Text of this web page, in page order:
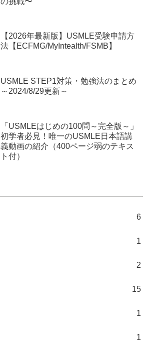
【2026年最新版】USMLE受験申請方
法【ECFMG/MyIntealth/FSMB】
USMLE STEP1対策・勉強法のまとめ
～2024/8/29更新～
「USMLEはじめの100問～完全版～」
初学者必見！唯一のUSMLE日本語講
義動画の紹介（400ページ弱のテキス
ト付）
6
1
2
15
1
1